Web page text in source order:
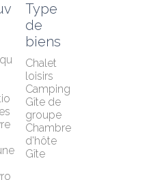
Type
de
biens
Chalet
loisirs
Camping
Gîte de
groupe
Chambre
d'hôte
Gîte